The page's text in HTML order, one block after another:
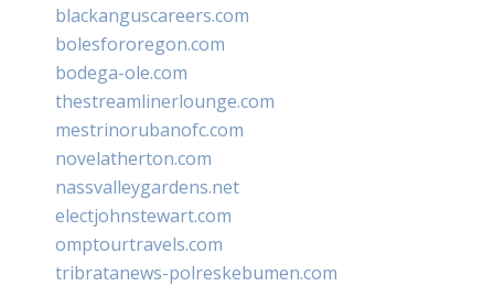
blackanguscareers.com
bolesfororegon.com
bodega-ole.com
thestreamlinerlounge.com
mestrinorubanofc.com
novelatherton.com
nassvalleygardens.net
electjohnstewart.com
omptourtravels.com
tribratanews-polreskebumen.com